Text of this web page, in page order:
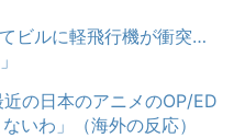
ビルに軽飛行機が衝突…
の日本のアニメのOP/ED
いわ」（海外の反応）